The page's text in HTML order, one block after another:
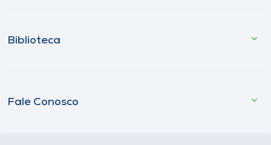
Biblioteca
Fale Conosco